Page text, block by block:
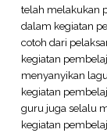
telah melakukan
dalam kegiatan
cotoh dari
kegiatan
menyanyikan
kegiatan
guru juga selalu
kegiatan